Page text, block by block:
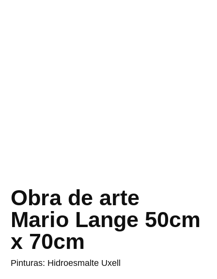
Obra de arte
Mario Lange 50cm
x 70cm
Pinturas: Hidroesmalte Uxell